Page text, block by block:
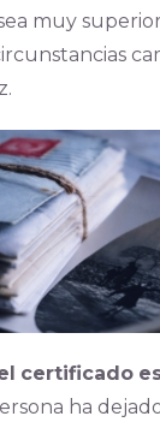
muy
certificado
ha